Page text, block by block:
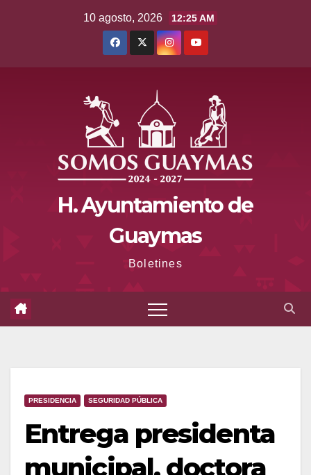
10 agosto, 2026 12:25 AM
H. Ayuntamiento de
Guaymas
Boletines
PRESIDENCIA SEGURIDAD PÚBLICA
Entrega presidenta
municipal, doctora